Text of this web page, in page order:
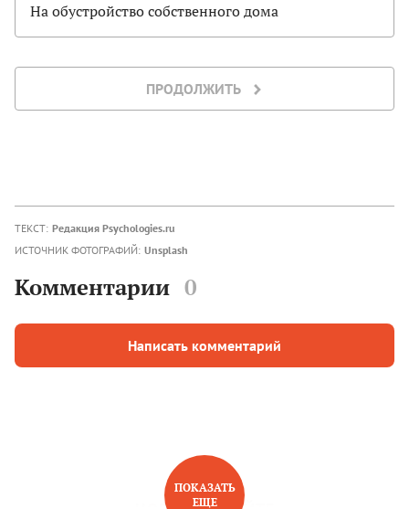
На обустройство собственного дома
ПРОДОЛЖИТЬ
ТЕКСТ: Редакция Psychologies.ru
ИСТОЧНИК ФОТОГРАФИЙ: Unsplash
Комментарии 0
Написать комментарий
ПОКАЗАТЬ
ЕЩЕ